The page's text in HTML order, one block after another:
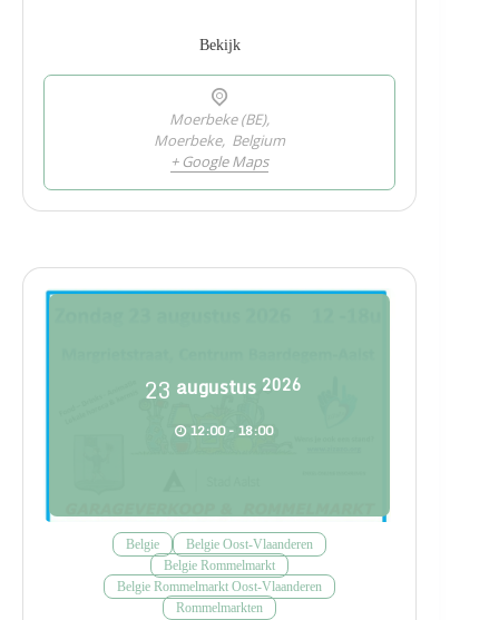
Bekijk
Moerbeke (BE),
Moerbeke, Belgium
+ Google Maps
23 augustus 2026
12:00 - 18:00
Belgie
Belgie Oost-Vlaanderen
Belgie Rommelmarkt
Belgie Rommelmarkt Oost-Vlaanderen
Rommelmarkten